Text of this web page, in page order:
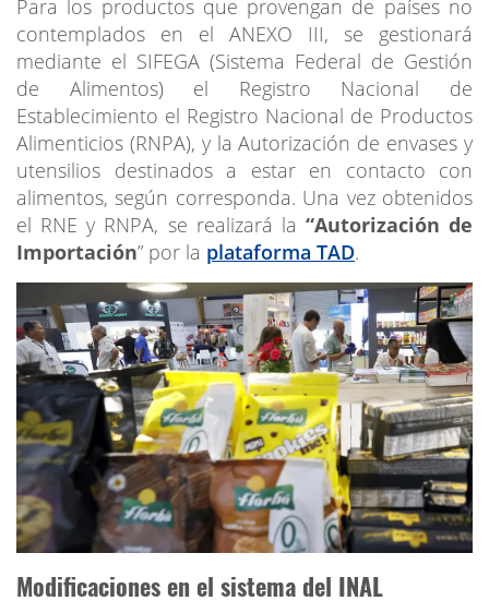
Para los productos que provengan de países no
contemplados en el ANEXO III, se gestionará
mediante el SIFEGA (Sistema Federal de Gestión
de Alimentos) el Registro Nacional de
Establecimiento el Registro Nacional de Productos
Alimenticios (RNPA), y la Autorización de envases y
utensilios destinados a estar en contacto con
alimentos, según corresponda. Una vez obtenidos
el RNE y RNPA, se realizará la “Autorización de
Importación” por la plataforma TAD.
Modificaciones en el sistema del INAL